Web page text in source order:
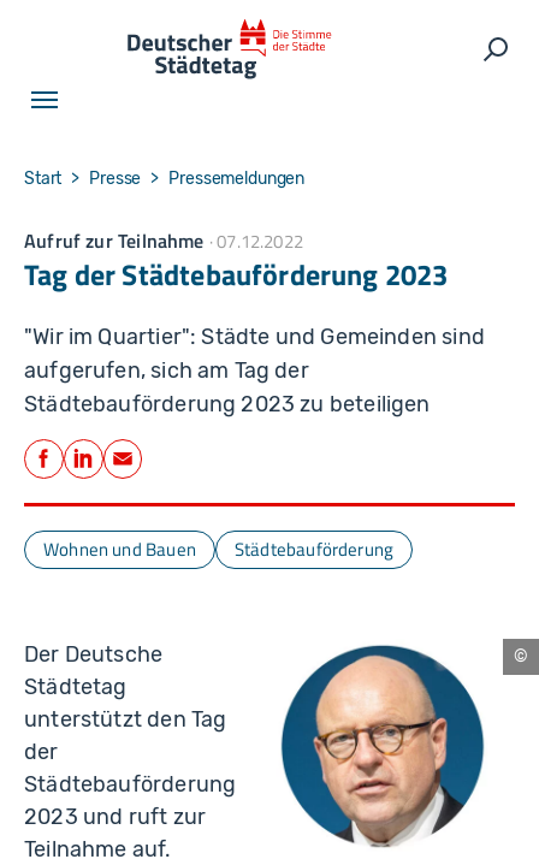
You are here:
Start Presse Pressemeldungen
Aufruf zur Teilnahme 07.12.2022
Tag der Städtebauförderung 2023
"Wir im Quartier": Städte und Gemeinden sind
aufgerufen, sich am Tag der
Städtebauförderung 2023 zu beteiligen
Teilen
Facebook
LinkedIn
E-Mail
Wohnen und Bauen Städtebauförderung
Der Deutsche
Städtetag
unterstützt den Tag
der
Städtebauförderung
2023 und ruft zur
Teilnahme auf.